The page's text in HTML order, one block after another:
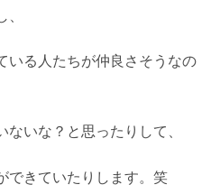
いる人たちが仲良さそうなの
いな？と思ったりして、
できていたりします。笑